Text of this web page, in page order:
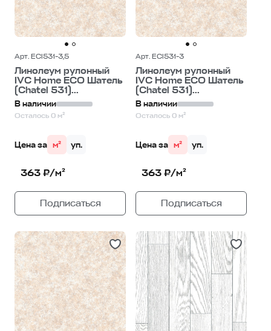
Арт. ECI531-3,5
Линолеум рулонный
IVC Home ECO Шатель
(Chatel 531)...
В наличии
Осталось 0 м²
Цена за м² уп.
363 ₽/м²
Подписаться
Арт. ECI531-3
Линолеум рулонный
IVC Home ECO Шатель
(Chatel 531)...
В наличии
Осталось 0 м²
Цена за м² уп.
363 ₽/м²
Подписаться